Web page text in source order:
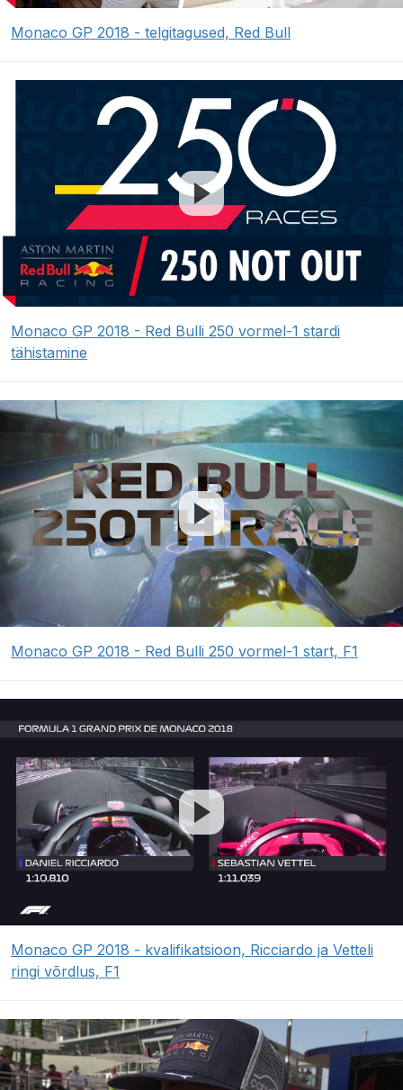
Monaco GP 2018 - telgitagused, Red Bull
Monaco GP 2018 - Red Bulli 250 vormel-1 stardi
tähistamine
Monaco GP 2018 - Red Bulli 250 vormel-1 start, F1
Monaco GP 2018 - kvalifikatsioon, Ricciardo ja Vetteli
ringi võrdlus, F1